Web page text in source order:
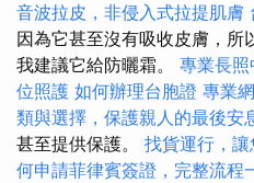
音波拉皮，非侵入式拉提肌膚
因為它甚至沒有吸收皮膚，所
我建議它給防曬霜。 專業長
位照護 如何辦理台胞證 專業
類與選擇，保護親人的最後安
甚至提供保護。 找貨運行，
何申請菲律賓簽證，完整流程